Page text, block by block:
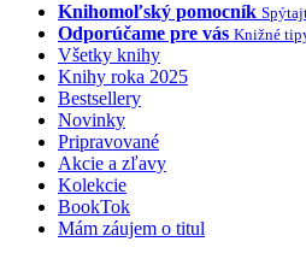
Knihomoľský pomocník
Odporúčame pre vás Knižné
Všetky knihy
Knihy roka 2025
Bestsellery
Novinky
Pripravované
Akcie a zľavy
Kolekcie
BookTok
Mám záujem o titul